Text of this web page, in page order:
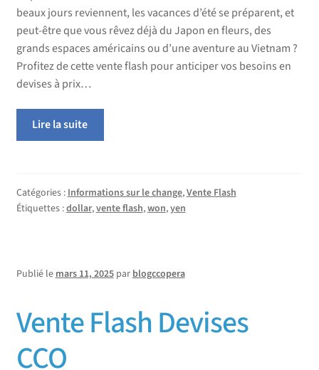
beaux jours reviennent, les vacances d’été se préparent, et
peut-être que vous rêvez déjà du Japon en fleurs, des
grands espaces américains ou d’une aventure au Vietnam ?
Profitez de cette vente flash pour anticiper vos besoins en
devises à prix…
Lire la suite
Catégories :Informations sur le change,Vente Flash
Étiquettes :dollar,vente flash,won,yen
Publié lemars 11, 2025 parblogccopera
Vente Flash Devises
CCO